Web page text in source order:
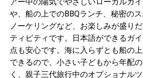
や、船の上でのBBQランチ、秘密の
ノーケリングなど、お楽しみが盛り
ティビティです。日本語ができるガ
点も安心です。海に入らずとも船の
できるので、小さい子どもから年配
く、親子三代旅行中のオプショナル